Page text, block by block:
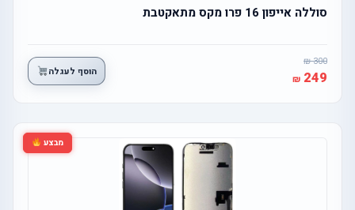
סוללה אייפון 16 פרו מקס מתאקטבת
300
249 הוסף לעגלה
מבצע